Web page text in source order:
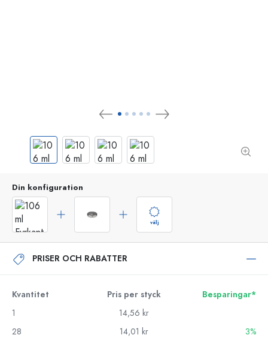
Din konfiguration
välj
PRISER OCH RABATTER
Kvantitet Pris per styck
Besparingar*
1
14,56 kr
28
14,01 kr
3%